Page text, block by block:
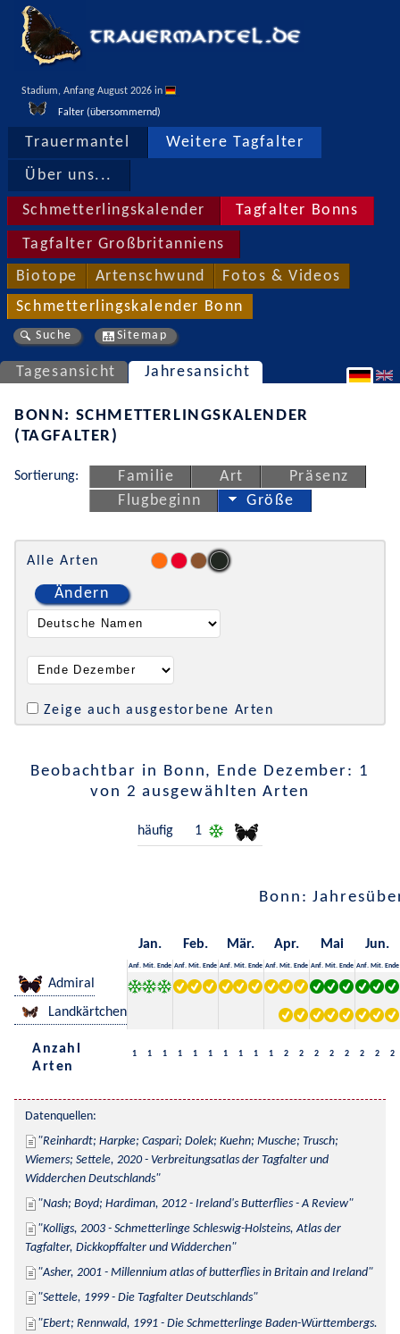
Stadium, Anfang August 2026 in
Falter (übersommernd)
Trauermantel Weitere Tagfalter
Über uns...
Schmetterlingskalender Tagfalter Bonns
Tagfalter Großbritanniens
Biotope Artenschwund Fotos & Videos
Schmetterlingskalender Bonn
Suche Sitemap
Tagesansicht Jahresansicht
BONN: SCHMETTERLINGSKALENDER
(TAGFALTER)
Sortierung: Familie Art
Präsenz
Flugbeginn
Größe
Alle Arten
Ändern
Zeige auch ausgestorbene Arten
Beobachtbar in Bonn, Ende Dezember: 1
von 2 ausgewählten Arten
häufig 1
Bonn:
Jan. Feb. Mär. Apr. Mai Jun.
Anf. Mit. Ende Anf. Mit. Ende Anf. Mit. Ende Anf. Mit. Ende Anf. Mit. Ende Anf. Mit. Ende
Admiral
Landkärtchen
Anzahl
Arten
1 1 1 1 1 1 1 1 1 1 2 2 2 2 2 2 2 2
Datenquellen:
Reinhardt; Harpke; Caspari; Dolek; Kuehn; Musche; Trusch;
Wiemers; Settele, 2020 - Verbreitungsatlas der Tagfalter und
Widderchen Deutschlands
Nash; Boyd; Hardiman, 2012 - Ireland's Butterflies - A Review
Kolligs, 2003 - Schmetterlinge Schleswig-Holsteins, Atlas der
Tagfalter, Dickkopffalter und Widderchen
Asher, 2001 - Millennium atlas of butterflies in Britain and Ireland
Settele, 1999 - Die Tagfalter Deutschlands
Ebert; Rennwald, 1991 - Die Schmetterlinge Baden-Württembergs.